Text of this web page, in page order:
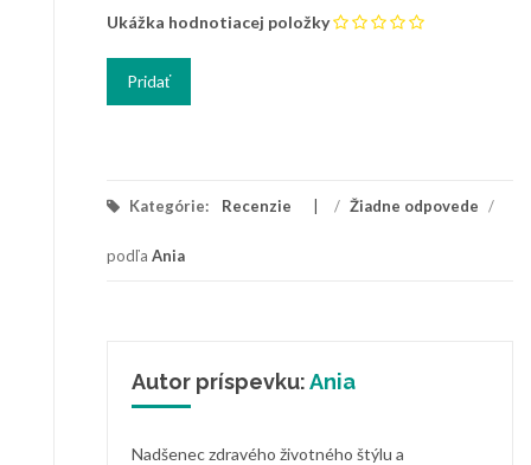
Ukážka hodnotiacej položky
Kategórie: Recenzie / Žiadne odpovede /
podľa Ania
Autor príspevku:Ania
Nadšenec zdravého životného štýlu a